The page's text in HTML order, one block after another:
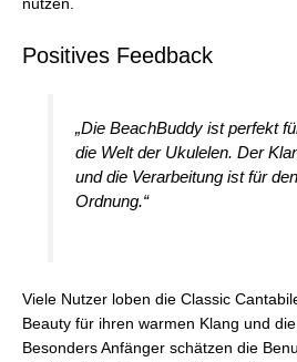
nutzen.
Positives Feedback
„Die BeachBuddy ist perfekt
die Welt der Ukulelen. Der
und die Verarbeitung ist für
Ordnung.“
Viele Nutzer loben die Classic
Beauty für ihren warmen Klang und
Besonders Anfänger schätzen die